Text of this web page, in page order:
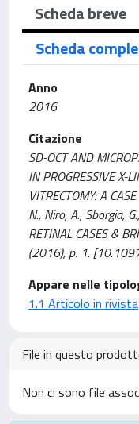
Scheda breve
Scheda
Anno
2016
Citazione
SD-OCT AND
IN PROGRESSIVE X-
VITRECTOMY: A
N., Niro, A., Sborgia,
RETINAL CASES &
(2016), p. 1.
Appare nelle
1.1 Articolo in rivista
File in questo
Non ci sono file